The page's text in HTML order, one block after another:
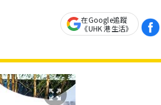
在Google追蹤
《UHK 港生活》